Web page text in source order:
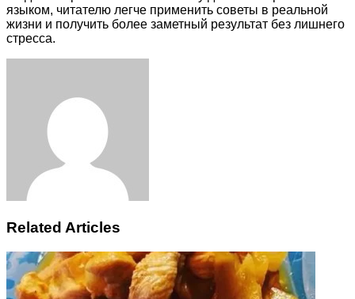
языком, читателю легче применить советы в реальной
жизни и получить более заметный результат без лишнего
стресса.
Related Articles